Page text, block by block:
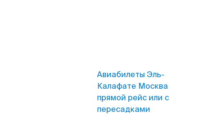
Авиабилеты Эль-
Калафате Москва
прямой рейс или с
пересадками